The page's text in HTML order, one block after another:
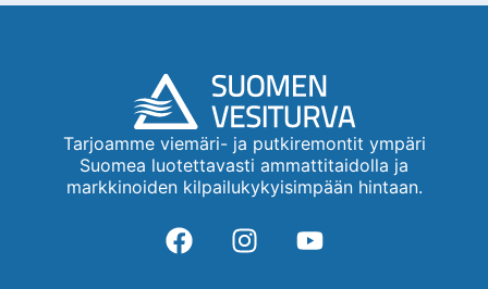
Tarjoamme viemäri- ja putkiremontit ympäri
Suomea luotettavasti ammattitaidolla ja
markkinoiden kilpailukykyisimpään hintaan.